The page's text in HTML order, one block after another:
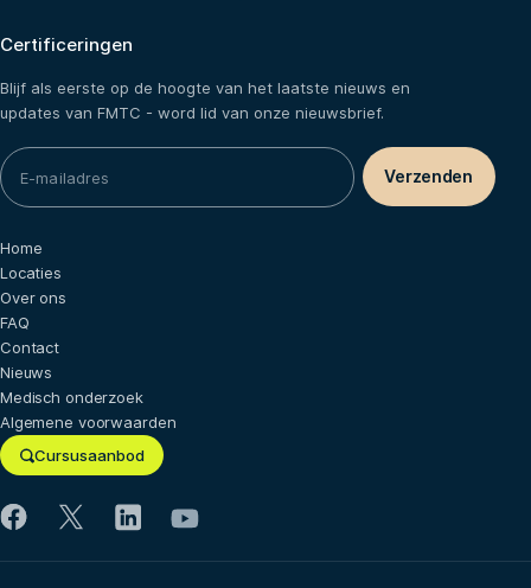
Certificeringen
Blijf als eerste op de hoogte van het laatste nieuws en
updates van FMTC - word lid van onze nieuwsbrief.
Cursusaanbod
Home
Locaties
Over ons
FAQ
Contact
Nieuws
Medisch onderzoek
Algemene voorwaarden